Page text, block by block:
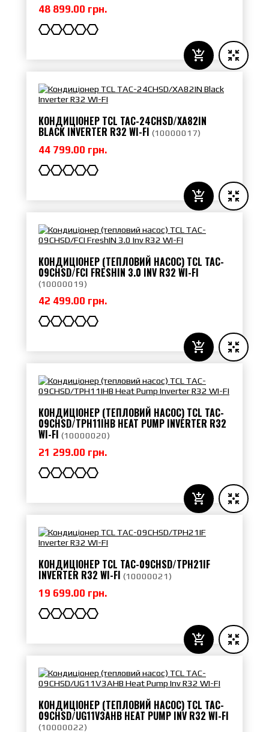
48 899.00 грн.
КОНДИЦІОНЕР TCL TAC-24CHSD/XA82IN
BLACK INVERTER R32 WI-FI (10000017)
44 799.00 грн.
КОНДИЦІОНЕР (ТЕПЛОВИЙ НАСОС) TCL TAC-
09CHSD/FCI FRESHIN 3.0 INV R32 WI-FI
(10000019)
42 499.00 грн.
КОНДИЦІОНЕР (ТЕПЛОВИЙ НАСОС) TCL TAC-
09CHSD/TPH11IHB HEAT PUMP INVERTER R32
WI-FI (10000020)
21 299.00 грн.
КОНДИЦІОНЕР TCL TAC-09CHSD/TPH21IF
INVERTER R32 WI-FI (10000021 )
19 699.00 грн.
КОНДИЦІОНЕР (ТЕПЛОВИЙ НАСОС) TCL TAC-
09CHSD/UG11V3AHB HEAT PUMP INV R32 WI-FI
(10000022)